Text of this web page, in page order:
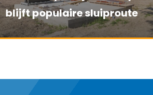
blijft populaire sluiproute